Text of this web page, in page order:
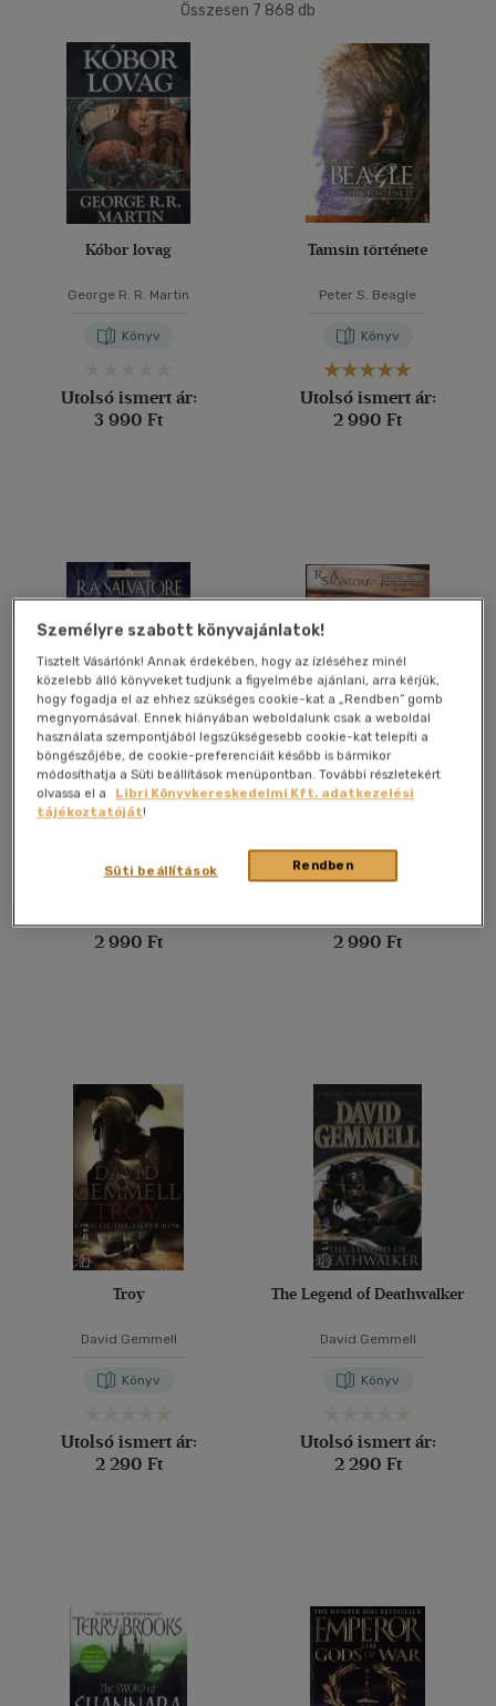
500 Ft alatt(48)
500 Ft - 2500 Ft
2500 Ft - 4500 Ft
4500 Ft felett
Korosztály szerint
mind
Ifjúsági(584)
14 - 18 év (330)
Nyelv szerint
Amerikai angol(2)
Angol (722)
Angol-amerikai(5)
Francia(3)
Holland(1)
Horvát(1)
Összesen 7 868 db
Kóbor lovag
George R. R. Martin
Könyv
Utolsó ismert ár:
3 990 Ft
Tamsin története
Peter S. Beagle
Könyv
Utolsó ismert ár:
2 990 Ft
A boszorkánykirály ígérete
R. A. Salvatore
Utolsó ismert ár:
2 990 Ft
A félszerzet ékköve
Utolsó ismert ár:
2 990 Ft
Troy
David Gemmell
Könyv
Utolsó ismert ár:
2 290 Ft
The Legend of Deathwalker
David Gemmell
Könyv
Utolsó ismert ár:
2 290 Ft
Személyre szabott könyvajánlatok!
Tisztelt Vásárlónk! Annak érdekében, hogy az ízléséhez minél
közelebb álló könyveket tudjunk a figyelmébe ajánlani, arra kérjük,
hogy fogadja el az ehhez szükséges cookie-kat a „Rendben” gomb
megnyomásával. Ennek hiányában weboldalunk csak a weboldal
használata szempontjából legszükségesebb cookie-kat telepíti a
böngészőjébe, de cookie-preferenciáit később is bármikor
módosíthatja a Süti beállítások menüpontban. További részletekért
olvassa el a
Libri Könyvkereskedelmi Kft. adatkezelési
tájékoztatóját!
Rendben
Süti beállítások